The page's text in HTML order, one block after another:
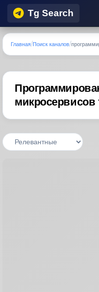
Tg Search
Главная Поиск каналов
микросервисов